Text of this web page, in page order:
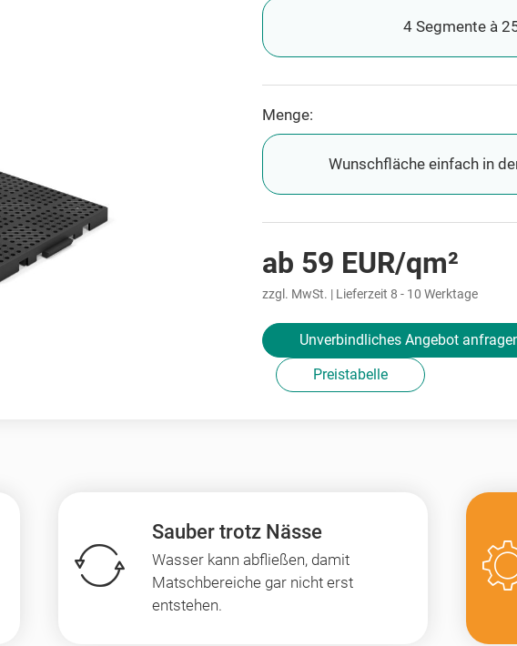
4 Segmente à
Menge:
Wunschfläche einfach in
ab 59 EUR/qm²
zzgl. MwSt. | Lieferzeit 8 - 10 Werktage
Unverbindliches Angebot
Preistabelle
Sauber trotz Nässe
Wasser kann abfließen, damit
Matschbereiche gar nicht erst
entstehen.